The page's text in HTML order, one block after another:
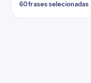
60 frases selecionadas